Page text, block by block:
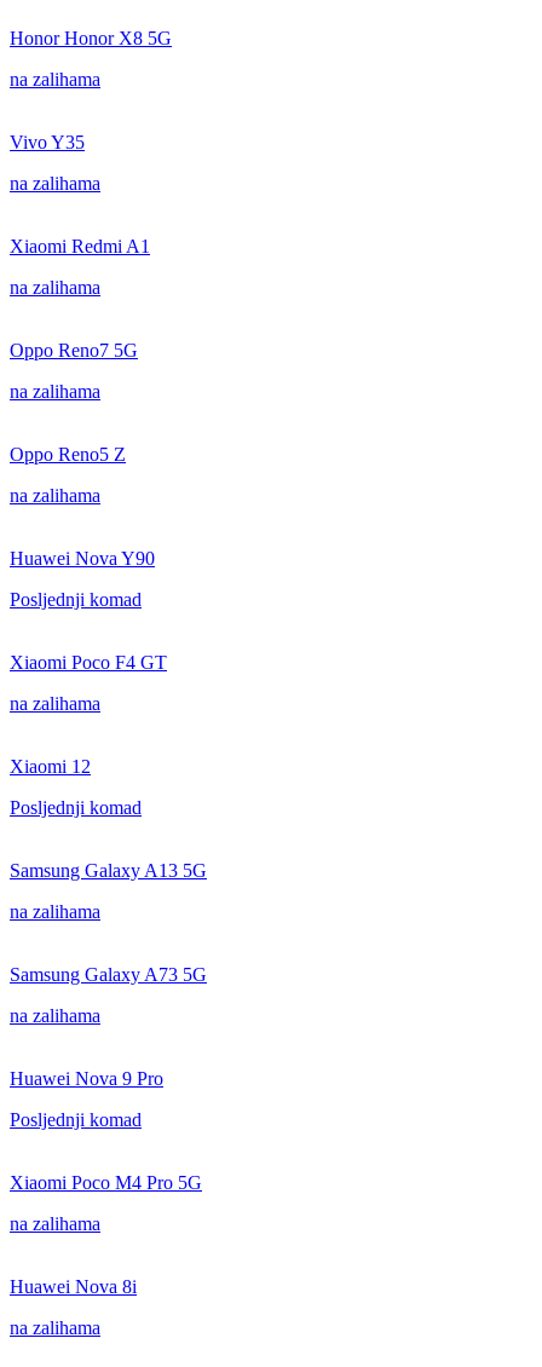
Honor Honor X8 5G
na zalihama
Vivo Y35
na zalihama
Xiaomi Redmi A1
na zalihama
Oppo Reno7 5G
na zalihama
Oppo Reno5 Z
na zalihama
Huawei Nova Y90
Posljednji komad
Xiaomi Poco F4 GT
na zalihama
Xiaomi 12
Posljednji komad
Samsung Galaxy A13 5G
na zalihama
Samsung Galaxy A73 5G
na zalihama
Huawei Nova 9 Pro
Posljednji komad
Xiaomi Poco M4 Pro 5G
na zalihama
Huawei Nova 8i
na zalihama